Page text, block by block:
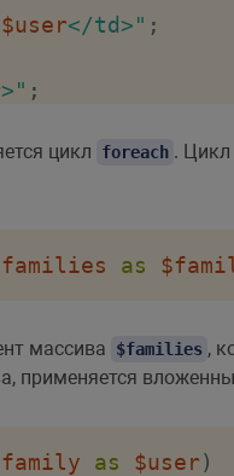
$user</td>" ;
;
цикл foreach .
as
массива $families ,
применяется
as $user)